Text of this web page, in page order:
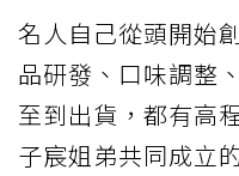
名人自己從頭開始
品研發、口味調整
至到出貨，都有高
子宸姐弟共同成立